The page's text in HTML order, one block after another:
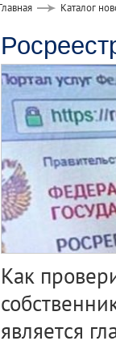
Каталог
Как
является